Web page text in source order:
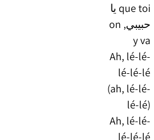
que toi يا
حبيبي, on
y va
Ah, lé-lé-
lé-lé-lé
(ah, lé-lé-
lé-lé)
Ah, lé-lé-
lé-lé-lé